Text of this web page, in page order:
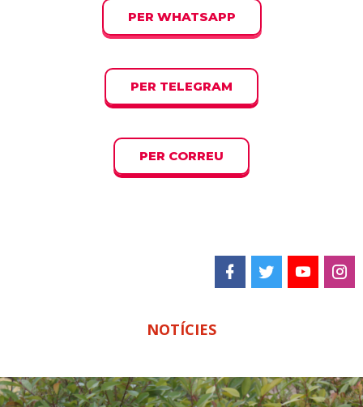
PER WHATSAPP
PER TELEGRAM
PER CORREU
NOTÍCIES